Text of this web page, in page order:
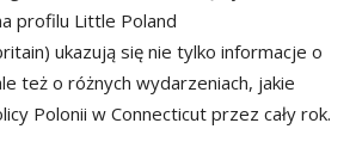
profilu Little Poland
ukazują się nie tylko informacje o
też o różnych wydarzeniach, jakie
Polonii w Connecticut przez cały rok.